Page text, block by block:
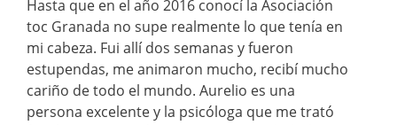
Hasta que en el año 2016 conocí la Asociación
toc Granada no supe realmente lo que tenía en
mi cabeza. Fui allí dos semanas y fueron
estupendas, me animaron mucho, recibí mucho
cariño de todo el mundo. Aurelio es una
persona excelente y la psicóloga que me trató